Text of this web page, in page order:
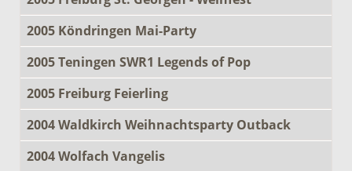
2005 Köndringen Mai-Party
2005 Teningen SWR1 Legends of Pop
2005 Freiburg Feierling
2004 Waldkirch Weihnachtsparty Outback
2004 Wolfach Vangelis